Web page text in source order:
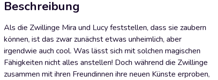
Beschreibung
Als die Zwillinge Mira und Lucy feststellen, dass sie zaubern
können, ist das zwar zunächst etwas unheimlich, aber
irgendwie auch cool. Was lässt sich mit solchen magischen
Fähigkeiten nicht alles anstellen! Doch während die Zwillinge
zusammen mit ihren Freundinnen ihre neuen Künste erproben,